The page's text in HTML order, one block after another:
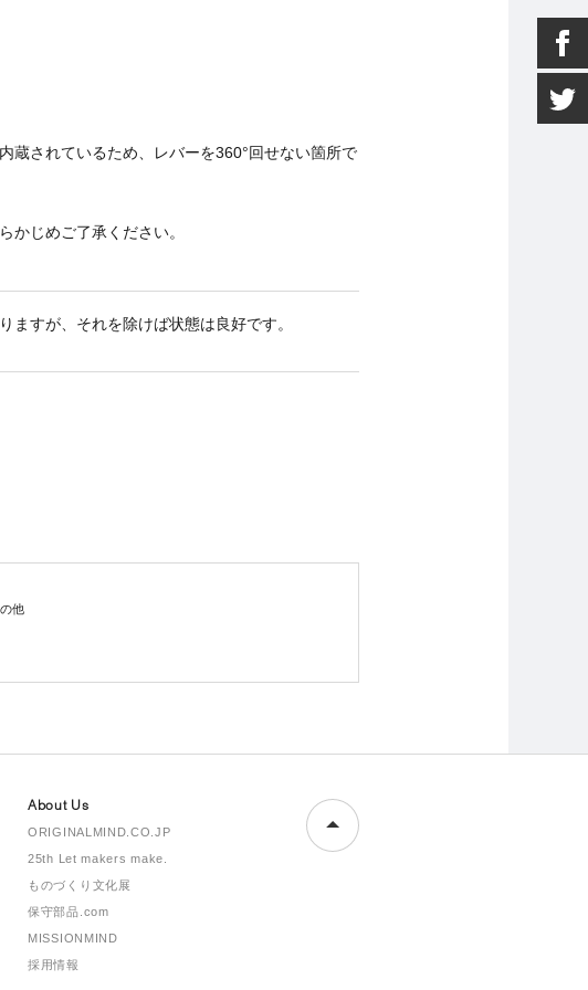
蔵されているため、レバーを360°回せない箇所で
かじめご了承ください。
すが、それを除けば状態は良好です。
他
About Us
ORIGINALMIND.CO.JP
25th Let makers make.
ものづくり文化展
保守部品.com
MISSIONMIND
採用情報